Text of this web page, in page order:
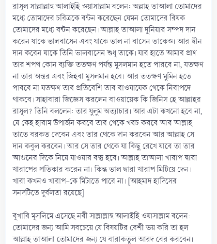
রাসূল সাল্লাল্লাহু আলাইহি ওয়াসাল্লাম বলেন: অল্লাহ তাআলা তোমাদের
মধ্যে তোমাদের চরিত্রকে বন্টন করেছেন যেমন তোমাদের রিযক
তোমাদের মধ্যে বন্টন করেছেন। আল্লাহ তাআলা দুনিয়ার সম্পদ দান
করেন যাকে ভালবাসেন এবং যাকে ভাল না বাসেন তাকেও। আর দ্বীন
দান করেন যাকে তিনি ভালবাসেন শুধু তাকে। যার হাতে আমার প্রাণ
তার শপথ কোন ব্যক্তি ততক্ষণ পর্যন্ত মুসলমান হতে পারবে না, যতক্ষণ
না তার অন্তর এবং জিহবা মুসলমান হবে। আর ততক্ষণ মুমিন হতে
পারবে না যতক্ষণ তার প্রতিবেশি তার বাওয়ায়েক থেকে নিরাপদে
থাকবে। সাহাবারা জিজ্ঞেস করলেন বাওয়ায়েক কি জিনিস হে আল্লাহর
রাসূল? তিনি বললেন: তার যুলুম অত্যাচার। আর এটা কখনো হবে না,
যে কেহ হারাম উপার্জন করবে তার থেকে খরচ করবে আর আল্লাহ
তাতে বরকত দেবেন এবং তার থেকে দান করবেন আর আল্লাহ সে
দান কবুল করবেন। আর সে তার থেকে যা কিছু রেখে যাবে তা তার
আগুনের দিকে নিয়ে যাওয়ার বস্তু হবে। আল্লাহ তাআলা খারাপ দ্বারা
খারাপের প্রতিকার করেন না। কিন্তু ভাল দ্বারা খারাপ মিটিয়ে দেন।
খারা কখনও খারাপ-কে মিটাতে পারে না। [আহমাদ হাদিসের
সনদটিতে দুর্বলতা রয়েছে]
বুখারি মুসলিমে এসেছে নবী সাল্লাল্লাহু আলাইহি ওয়াসাল্লাম বলেন:
তোমাদের জন্য আমি সবচেয়ে যে বিষয়টির বেশী ভয় করি তা হল
আল্লাহ তাআলা তোমাদের জন্য যে বারাকতুল আরদ বের করবেন।